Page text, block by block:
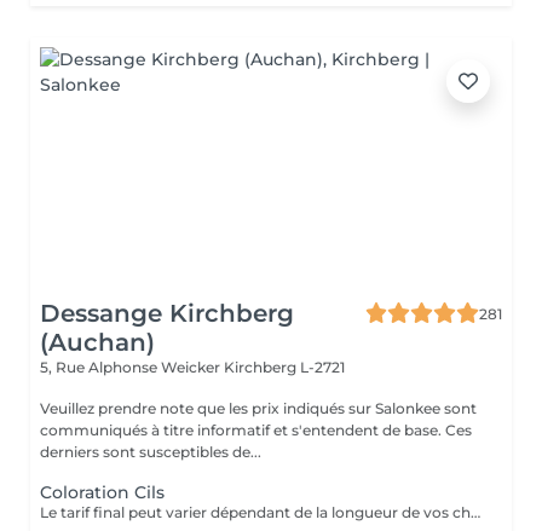
Dessange Kirchberg
(Auchan)
281
5, Rue Alphonse Weicker Kirchberg L-2721
Veuillez prendre note que les prix indiqués sur Salonkee sont
communiqués à titre informatif et s'entendent de base. Ces
derniers sont susceptibles de...
Coloration Cils
Le tarif final peut varier dépendant de la longueur de vos cheveux ainsi que des soins et produits utilisés.